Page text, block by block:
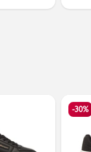
-30%